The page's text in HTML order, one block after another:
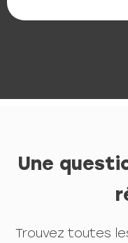
Une
Trouvez toutes